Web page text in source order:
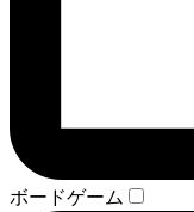
ボードゲーム